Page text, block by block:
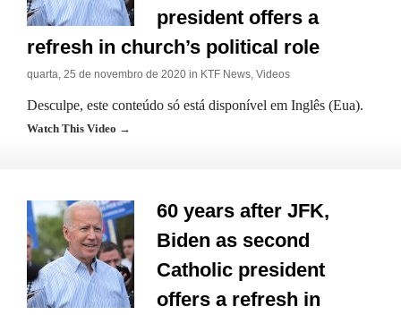
president offers a
refresh in church’s political role
quarta, 25 de novembro de 2020 in KTF News, Videos
Desculpe, este conteúdo só está disponível em Inglês (Eua).
Watch This Video →
60 years after JFK,
Biden as second
Catholic president
offers a refresh in